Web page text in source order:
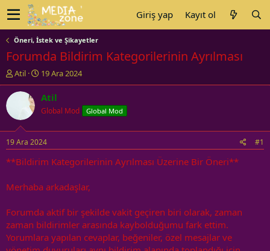
Giriş yap Kayıt ol
Öneri, İstek ve Şikayetler
Forumda Bildirim Kategorilerinin Ayrılması
K
o
n
y
u
b
a
ş
t
n
Atil
B
a
ş
a
g
ı
ç
r
h
i
19 Ara 2024
Atil
Global Mod Global Mod
19 Ara 2024 #1
**Bildirim Kategorilerinin Ayrılması Üzerine Bir Öneri**
Merhaba arkadaşlar,
Forumda aktif bir şekilde vakit geçiren biri olarak, zaman
zaman bildirimler arasında kaybolduğumu fark ettim.
Yorumlara yapılan cevaplar, beğeniler, özel mesajlar ve